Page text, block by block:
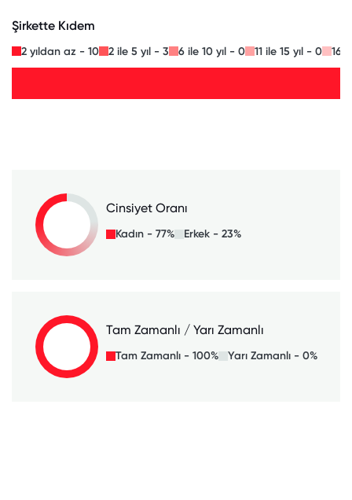
Şirkette Kıdem
2 yıldan az - 10 2 ile 5 yıl - 3 6 ile 10 yıl - 0 11 ile 15 yıl - 0 16
Cinsiyet Oranı
Kadın - 77% Erkek - 23%
Tam Zamanlı / Yarı Zamanlı
Tam Zamanlı - 100% Yarı Zamanlı - 0%